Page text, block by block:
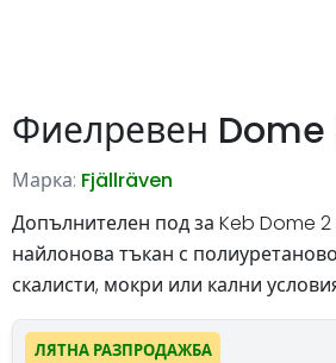
Фиелревен
Марка: Fjällräven
Допълнителен под за Keb Dome
найлонова тъкан с
скалисти, мокри или кални
ЛЯТНА РАЗПРОДАЖБА